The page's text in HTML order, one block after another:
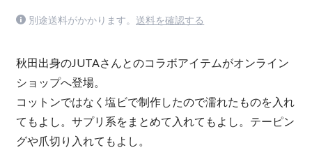
別途送料がかかります。 送料を確認する
秋田出身のJUTAさんとのコラボアイテムがオンライン
ショップへ登場。
コットンではなく塩ビで制作したので濡れたものを入れ
てもよし。サプリ系をまとめて入れてもよし。テーピン
グや爪切り入れてもよし。